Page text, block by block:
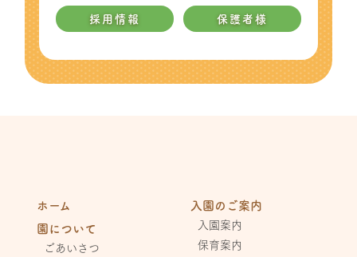
採用情報 保護者様
ホーム
園について
ごあいさつ
入園のご案内
入園案内
保育案内